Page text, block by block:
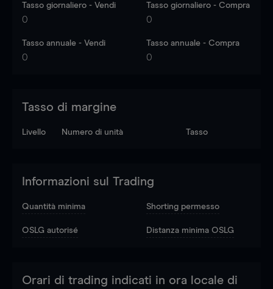
Tasso giornaliero - Vendi
0
Tasso giornaliero - Compra
0
Tasso annuale - Vendi
0
Tasso annuale - Compra
0
Tasso di margine
Livello Numero di unità Tasso
Informazioni sul Trading
Quantità minima Shorting permesso
OSLG autorisé Distanza minima OSLG
Orari di trading indicati in ora locale di